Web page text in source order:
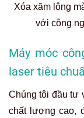
Xóa xăm lông
với công
Máy móc
laser tiêu
Chúng tôi đầu tư
chất lượng cao,